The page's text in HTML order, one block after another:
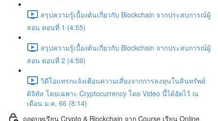
สรุปความรู้เบื้องต้นเกี่ยวกับ Blockchain จากประสบการณ์ผู้
สอน ตอนที่ 1 (4:55)
สรุปความรู้เบื้องต้นเกี่ยวกับ Blockchain จากประสบการณ์ผู้
สอน ตอนที่ 2 (4:59)
วิดีโอแทรกแจ้งเตือนความเสี่ยงจากการลงทุนในสินทรัพย์
ดิจิทัล โดยเฉพาะ Cryptocurrency โดย Video นี้ได้อัดไว้ ณ
เดือน ม.ค. 66 (8:14)
ถอดบทเรียน Crypto & Blockchain จาก Course เรียน Online